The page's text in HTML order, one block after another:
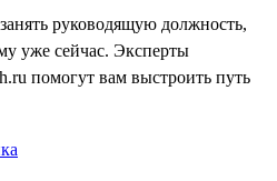
руководящую должность,
уже сейчас. Эксперты
помогут вам выстроить путь